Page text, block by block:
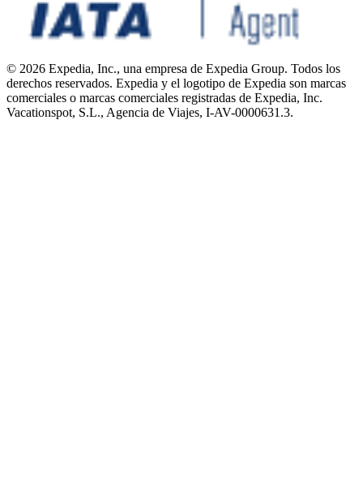
© 2026 Expedia, Inc., una empresa de Expedia Group. Todos los
derechos reservados. Expedia y el logotipo de Expedia son marcas
comerciales o marcas comerciales registradas de Expedia, Inc.
Vacationspot, S.L., Agencia de Viajes, I-AV-0000631.3.